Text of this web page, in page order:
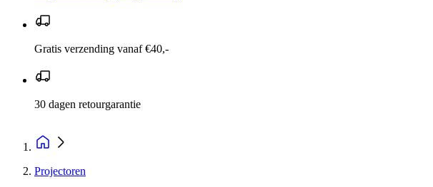
Gratis verzending vanaf €40,-
30 dagen retourgarantie
Projectoren